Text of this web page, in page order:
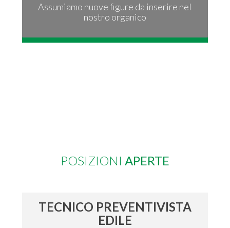
Assumiamo nuove figure da inserire nel
nostro organico
POSIZIONI APERTE
TECNICO PREVENTIVISTA
EDILE